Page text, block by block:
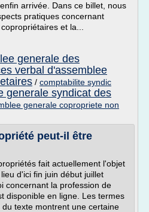
arrivée. Dans ce billet, nous
pratiques concernant
et la...
generale des
verbal d'assemblee
/ comptabilite syndic
generale syndicat des
generale copropriete non
peut-il être
fait actuellement l'objet
d'ici fin juin début juillet
concernant la profession de
disponible en ligne. Les termes
texte montrent une certaine